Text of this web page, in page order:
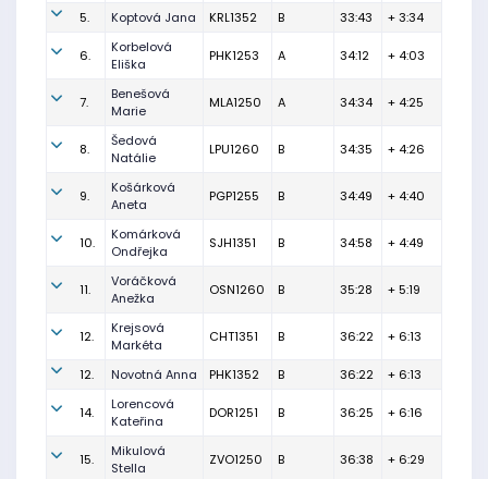
5. Koptová Jana KRL1352 B 33:43 + 3:34
6.
Korbelová
Eliška
PHK1253 A 34:12 + 4:03
7.
Benešová
Marie
MLA1250 A 34:34 + 4:25
8.
Šedová
Natálie
LPU1260 B 34:35 + 4:26
9.
Košárková
Aneta
PGP1255 B 34:49 + 4:40
10.
Komárková
Ondřejka
SJH1351 B 34:58 + 4:49
11.
Voráčková
Anežka
OSN1260 B 35:28 + 5:19
12.
Krejsová
Markéta
CHT1351 B 36:22 + 6:13
12. Novotná Anna PHK1352 B 36:22 + 6:13
14.
Lorencová
Kateřina
DOR1251 B 36:25 + 6:16
15.
Mikulová
Stella
ZVO1250 B 36:38 + 6:29